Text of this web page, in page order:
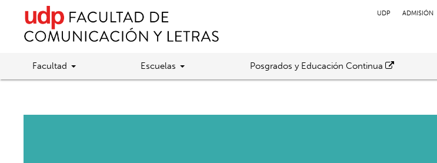
UDP ADMISIÓN
Facultad Escuelas Posgrados y Educación Continua